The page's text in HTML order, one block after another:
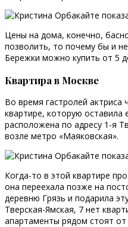
Цены на дома, конечно,
позволить, то почему бы и
Бережки можно купить от 5
Квартира в Москве
Во время гастролей актриса
квартире, которую оставила
расположена по адресу 1-я
возле метро «Маяковская».
Когда-то в этой квартире
она переехала позже на
деревню Грязь и подарила
Тверская-Ямская, 7 нет
апартаменты рядом стоят